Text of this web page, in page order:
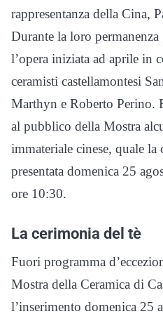
rappresentanza della Cina,
Durante la loro
l’opera iniziata ad aprile in
ceramisti castellamontesi
Marthyn e Roberto Perino.
al pubblico della Mostra
immateriale cinese, quale la
presentata domenica 25
ore 10:30.
La cerimonia del tè
Fuori programma
Mostra della Ceramica di
l’inserimento domenica 25